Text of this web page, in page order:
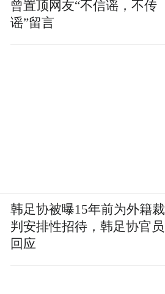
曾置顶网友“不信谣，不传
谣”留言
韩足协被曝15年前为外籍裁
判安排性招待，韩足协官员
回应